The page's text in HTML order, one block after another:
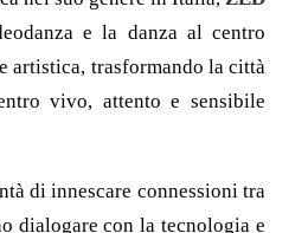
e la danza al centro
artistica, trasformando la città
vivo, attento e sensibile
di innescare connessioni tra
dialogare con la tecnologia e